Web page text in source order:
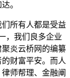
。
所有人都是受益
，我们良多企业
炎云桥网的编纂
财富平安。而人
师帮理、金融阐